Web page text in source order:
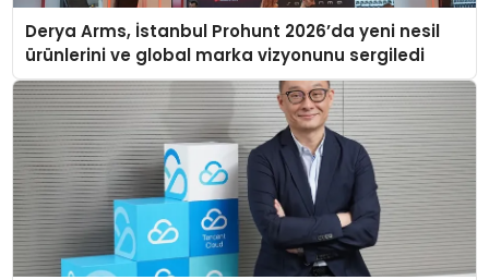
Derya Arms, İstanbul Prohunt 2026’da yeni nesil
ürünlerini ve global marka vizyonunu sergiledi